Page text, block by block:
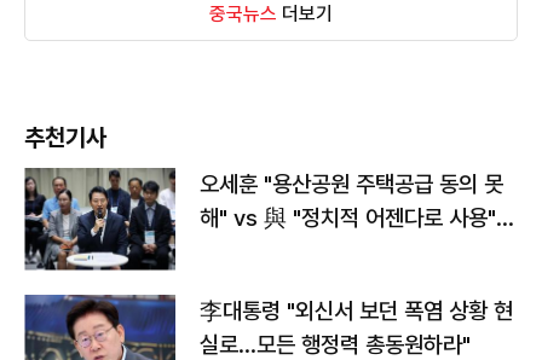
중국뉴스 더보기
추천기사
오세훈 "용산공원 주택공급 동의 못
해" vs 與 "정치적 어젠다로 사용"
李대통령 "외신서 보던 폭염 상황 현
실로…모든 행정력 총동원하라"